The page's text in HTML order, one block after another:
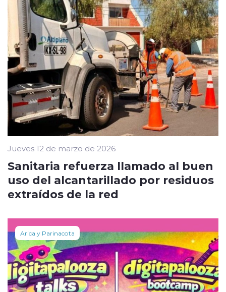
Jueves 12 de marzo de 2026
Sanitaria refuerza llamado al buen
uso del alcantarillado por residuos
extraídos de la red
Arica y Parinacota